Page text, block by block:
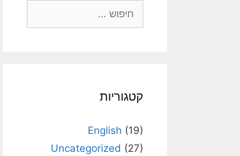
קטגוריות
English (19)
Uncategorized (27)